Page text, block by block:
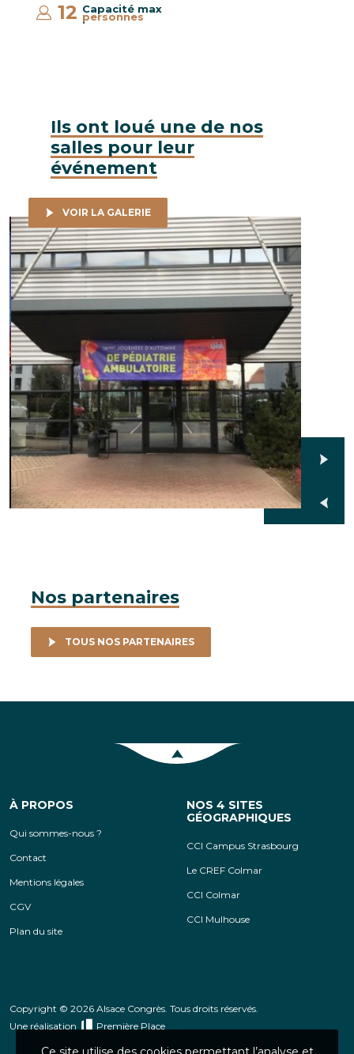
Capacité max
:
12 personnes
Ils ont loué une de nos
salles pour leur
événement
VOIR LA GALERIE
Ludus Events - Start To Play 2018, 23 août 2018 © Bartosch
Nos partenaires
TOUS NOS PARTENAIRES
Retour en haut de la page
À PROPOS
Qui sommes-nous ?
Contact
Mentions légales
CGV
Plan du site
NOS 4 SITES
GÉOGRAPHIQUES
CCI Campus Strasbourg
Le CREF Colmar
CCI Colmar
CCI Mulhouse
Copyright © 2026 Alsace Congrès. Tous droits réservés.
Une réalisation
Première Place